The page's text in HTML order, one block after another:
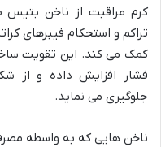
کرم مراقبت از ناخن بتیس
تراکم و استحکام فیبرهای
کمک می کند. این تقویت
فشار افزایش داده و از
جلوگیری می نماید.
ناخن هایی که به واسطه